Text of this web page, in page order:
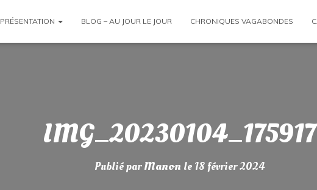
PRÉSENTATION BLOG – AU JOUR LE JOUR CHRONIQUES VAGABONDES
IMG_20230104_175917
Publié parManonle 18 février 2024